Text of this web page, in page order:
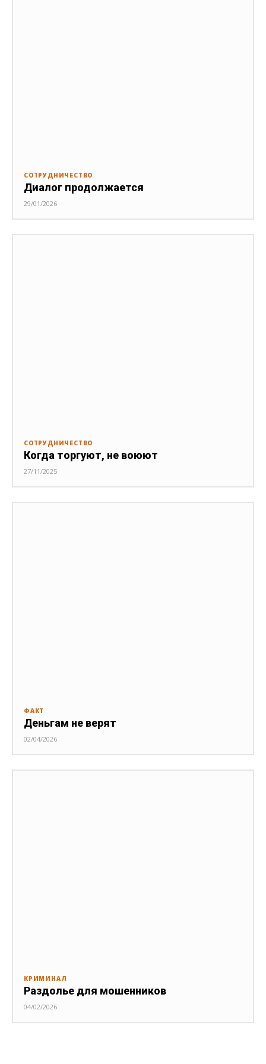
СОТРУДНИЧЕСТВО
Диалог продолжается
29/01/2026
СОТРУДНИЧЕСТВО
Когда торгуют, не воюют
27/11/2025
ФАКТ
Деньгам не верят
02/04/2026
КРИМИНАЛ
Раздолье для мошенников
04/02/2026